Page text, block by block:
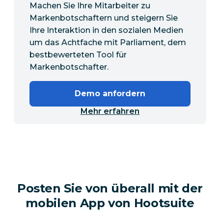
Machen Sie Ihre Mitarbeiter zu
Markenbotschaftern und steigern Sie
Ihre Interaktion in den sozialen Medien
um das Achtfache mit Parliament, dem
bestbewerteten Tool für
Markenbotschafter.
Demo anfordern
Mehr erfahren
Posten Sie von überall mit der
mobilen App von Hootsuite